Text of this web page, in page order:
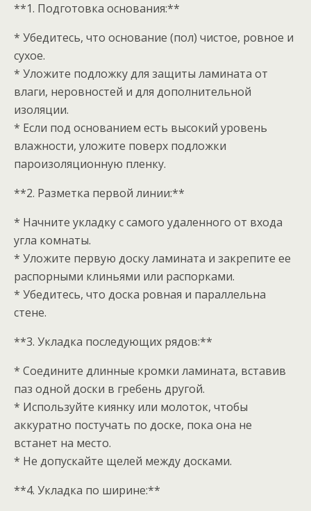
**1. Подготовка основания:**
* Убедитесь, что основание (пол) чистое, ровное и
сухое.
* Уложите подложку для защиты ламината от
влаги, неровностей и для дополнительной
изоляции.
* Если под основанием есть высокий уровень
влажности, уложите поверх подложки
пароизоляционную пленку.
**2. Разметка первой линии:**
* Начните укладку с самого удаленного от входа
угла комнаты.
* Уложите первую доску ламината и закрепите ее
распорными клиньями или распорками.
* Убедитесь, что доска ровная и параллельна
стене.
**3. Укладка последующих рядов:**
* Соедините длинные кромки ламината, вставив
паз одной доски в гребень другой.
* Используйте киянку или молоток, чтобы
аккуратно постучать по доске, пока она не
встанет на место.
* Не допускайте щелей между досками.
**4. Укладка по ширине:**